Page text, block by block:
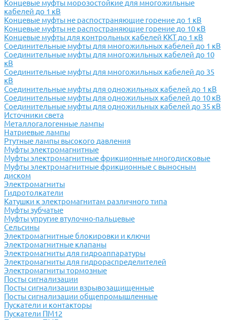
Концевые муфты морозостойкие для многожильные
кабелей до 1 кВ
Концевые муфты не распостраняющие горение до 1 кВ
Концевые муфты не распостраняющие горение до 10 кВ
Концевые муфты для контрольных кабелей ККТ до 1 кВ
Соединительные муфты для многожильных кабелей до 1 кВ
Соединительные муфты для многожильных кабелей до 10
кВ
Соединительные муфты для многожильных кабелей до 35
кВ
Соединительные муфты для одножильных кабелей до 1 кВ
Соединительные муфты для одножильных кабелей до 10 кВ
Соединительные муфты для одножильных кабелей до 35 кВ
Источники света
Металлогалогенные лампы
Натриевые лампы
Ртутные лампы высокого давления
Муфты электромагнитные
Муфты электромагнитные фрикционные многодисковые
Муфты электромагнитные фрикционные с выносным
диском
Электромагниты
Гидротолкатели
Катушки к электромагнитам различного типа
Муфты зубчатые
Муфты упругие втулочно-пальцевые
Сельсины
Электромагнитные блокировки и ключи
Электромагнитные клапаны
Электромагниты для гидроаппаратуры
Электромагниты для гидрораспределителей
Электромагниты тормозные
Посты сигнализации
Посты сигнализации взрывозащищенные
Посты сигнализации общепромышленные
Пускатели и контакторы
Пускатели ПМ12